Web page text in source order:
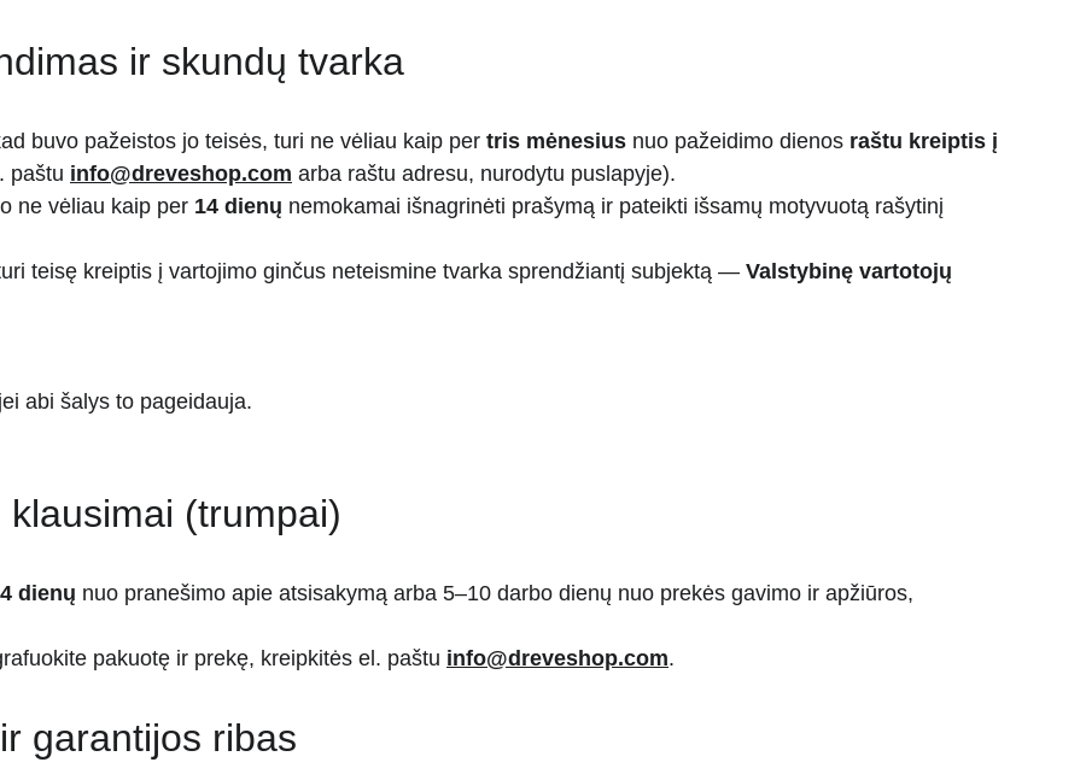
ir skundų tvarka
buvo pažeistos jo teisės, turi ne vėliau kaip per tris mėnesius nuo pažeidimo dienos raštu kreiptis į
paštu info@dreveshop.com arba raštu adresu, nurodytu puslapyje).
ne vėliau kaip per 14 dienų nemokamai išnagrinėti prašymą ir pateikti išsamų motyvuotą rašytinį
teisę kreiptis į vartojimo ginčus neteismine tvarka sprendžiantį subjektą — Valstybinę vartotojų
abi šalys to pageidauja.
(trumpai)
dienų nuo pranešimo apie atsisakymą arba 5–10 darbo dienų nuo prekės gavimo ir apžiūros,
pakuotę ir prekę, kreipkitės el. paštu info@dreveshop.com.
garantijos ribas